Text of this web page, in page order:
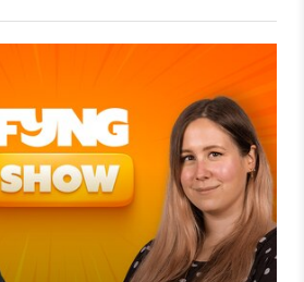
euch je nach Spielstil 40 (nur
(Haupt- und Nebenquests)
Trailer geben die Entwickler
Welt, der Geschichte und den
Wann Of Ash and Steel erscheint, ist